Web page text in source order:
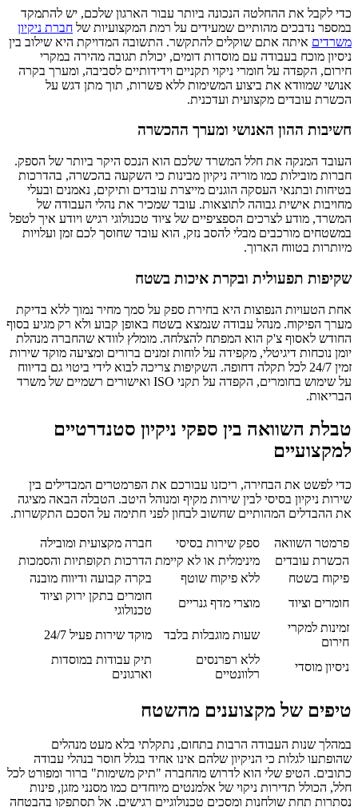
כדי לקבל את ההחלטה הנכונה ביותר עבור הארגון שלכם, יש להתמקד
במספר נדבכים מהותיים שמעידים על רמת המקצועיות של חברת ניקיון
משרדים איתה אתם שוקלים להתקשר. התשובה המדויקת היא שילוב בין
ניסיון מוכח בעבודה עם מוסדות דומים, יכולת תגובה מהירה במקרי
חירום, הקפדה על חומרי ניקוי תקניים וידידותיים לסביבה, ומערך בקרה
אנושי שמוודא את ביצוע המשימות ללא פשרות, תוך מתן דגש על
הכשרת עובדים מקצועית ועדכנית.
חשיבות ההון האנושי ומערך ההכשרה
העובד המנקה את חלל המשרד שלכם הוא הנכס היקר ביותר של הספק.
חברות מובילות כמו מוריה ניקיון מבינות כי השקעה בהכשרה, בהדרכות
בטיחות ובתנאי העסקה הוגנים מייצרת עובדים ותיקים, נאמנים ובעלי
מחויבות אישית גבוהה לתוצאות. עובד שמכיר את נהלי העבודה של
המשרד, מודע לצרכים הספציפיים של ציוד טכנולוגי רגיש ויודע איך לטפל
במשטחים מורכבים מבלי להסב נזק, הוא עובד שחוסך לכם זמן ועלויות
מיותרות בטווח הארוך.
שקיפות תפעולית ובקרת איכות בשטח
אחת הטעויות הנפוצות היא בחירת ספק על סמך מחיר נמוך ללא בדיקת
מערך הפיקוח. מנהל עבודה שנמצא בשטח באופן קבוע ולא רק מגיע בסוף
החודש לאסוף צ'ק הוא המפתח להצלחה. מומלץ לוודא שהחברה מנהלת
יומן נוכחות דיגיטלי, מקפידה על לוחות זמנים ברורים ומציעה מוקד שירות
זמין 24/7 לכל תקלה דחופה. השקיפות צריכה לבוא לידי ביטוי גם בדיווח
על שימוש בחומרים, הקפדה על תקני ISO ואישורים רשמיים של משרד
הבריאות.
טבלת השוואה בין ספקי ניקיון סטנדרטיים
למקצועיים
כדי לפשט את הבחירה, ריכזנו עבורכם את הפרמטרים המבדילים בין
שירות ניקיון בסיסי לבין שירות מקיף ומנוהל היטב. הטבלה הבאה מציגה
את ההבדלים המהותיים שחשוב לבחון לפני חתימה על הסכם התקשרות.
פרמטר השוואה ספק שירות בסיסי
חברה מקצועית ומובילה
הכשרת עובדים
מינימלית או לא קיימת הדרכות תקופתיות והסמכות
פיקוח בשטח
ללא פיקוח שוטף
בקרה קבועה ודיווח מובנה
חומרים וציוד
מוצרי מדף גנריים
חומרים בתקן ירוק וציוד
טכנולוגי
זמינות למקרי
חירום
שעות מוגבלות בלבד מוקד שירות פעיל 24/7
ניסיון מוסדי
ללא רפרנסים
רלוונטיים
תיק עבודות במוסדות
וארגונים
טיפים של מקצוענים מהשטח
במהלך שנות העבודה הרבות בתחום, נתקלתי בלא מעט מנהלים
שהופתעו לגלות כי הניקיון שלהם אינו אחיד בגלל חוסר בנהלי עבודה
כתובים. הטיפ שלי הוא לדרוש מהחברה "תיק משימות" ברור ומפורט לכל
חלל, הכולל תדירות ניקוי של אלמנטים מיוחדים כמו מסנני מזגן, פינות
נסתרות תחת שולחנות ומסכים טכנולוגיים רגישים. אל תסתפקו בהבטחה